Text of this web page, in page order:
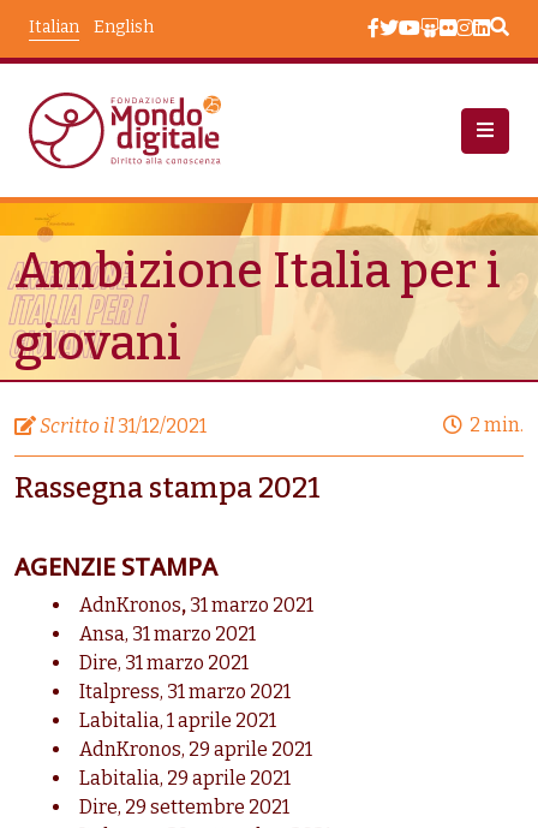
English
Italian
Ambizione Italia Per I Giovani
Ambizione Italia per i
giovani
Scritto il 31/12/2021 2 min.
Rassegna stampa 2021
AGENZIE STAMPA
AdnKronos, 31 marzo 2021
Ansa, 31 marzo 2021
Dire, 31 marzo 2021
Italpress, 31 marzo 2021
Labitalia, 1 aprile 2021
AdnKronos, 29 aprile 2021
Labitalia, 29 aprile 2021
Dire, 29 settembre 2021